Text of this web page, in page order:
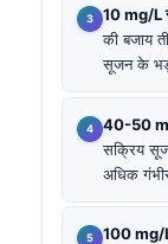
10 mg/L
की बजाय
सूजन के
40-50
सक्रिय
अधिक
100 mg/